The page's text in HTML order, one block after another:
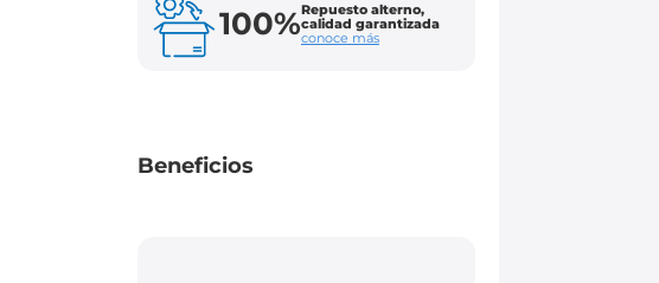
100%Repuesto alterno,
calidad garantizada
conoce más
Beneficios